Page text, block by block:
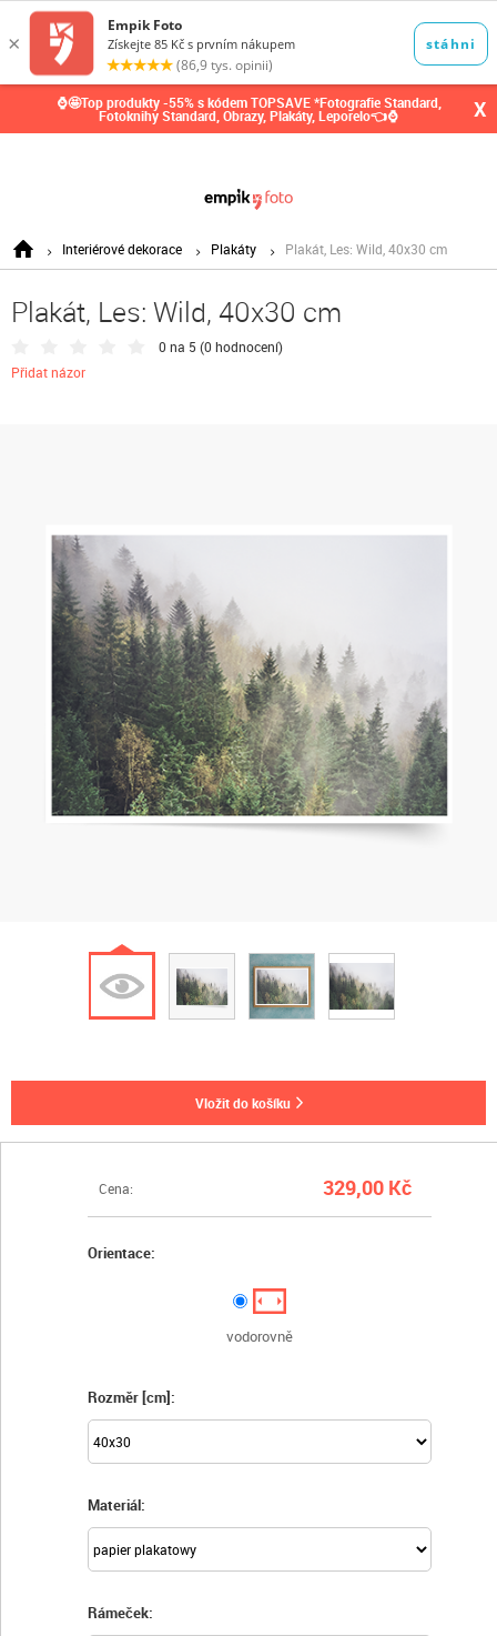
⌚🤩Top produkty -55% s kódem TOPSAVE *Fotografie Standard,
Fotoknihy Standard, Obrazy, Plakáty, Leporelo👈⌚ X
Interiérové dekorace Plakáty Plakát, Les: Wild, 40x30 cm
Plakát, Les: Wild, 40x30 cm
0 na 5 (0 hodnocení)
Přidat názor
Cena: 329,00 Kč
Orientace:
vodorovně
Rozměr [cm]:
Materiál:
Rámeček:
vložit do košíku